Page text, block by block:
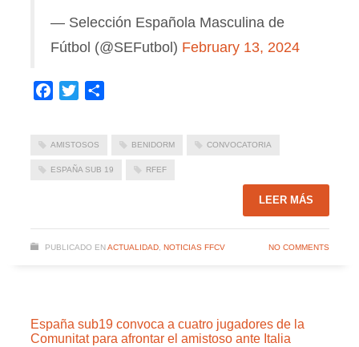
— Selección Española Masculina de
Fútbol (@SEFutbol) February 13, 2024
Facebook
Twitter
AMISTOSOS BENIDORM CONVOCATORIA
ESPAÑA SUB 19 RFEF
LEER MÁS
PUBLICADO EN ACTUALIDAD, NOTICIAS FFCV NO COMMENTS
España sub19 convoca a cuatro jugadores de la
Comunitat para afrontar el amistoso ante Italia